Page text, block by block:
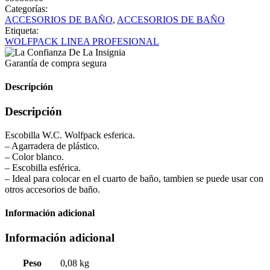
Categorías:
ACCESORIOS DE BAÑO, ACCESORIOS DE BAÑO
Etiqueta:
WOLFPACK LINEA PROFESIONAL
Garantía de compra segura
Descripción
Descripción
Escobilla W.C. Wolfpack esferica.
– Agarradera de plástico.
– Color blanco.
– Escobilla esférica.
– Ideal para colocar en el cuarto de baño, tambien se puede usar con
otros accesorios de baño.
Información adicional
Información adicional
Peso
0,08 kg